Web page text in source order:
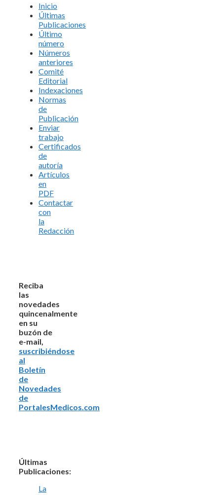
Inicio
Últimas
Publicaciones
Último
número
Números
anteriores
Comité
Editorial
Indexaciones
Normas
de
Publicación
Enviar
trabajo
Certificados
de
autoría
Artículos
en
PDF
Contactar
con
la
Redacción
Reciba
las
novedades
quincenalmente
en su
buzón de
e-mail,
suscribiéndose
al
Boletín
de
Novedades
de
PortalesMedicos.com
Últimas
Publicaciones:
La